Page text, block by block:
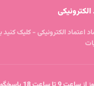
الکترونیکی